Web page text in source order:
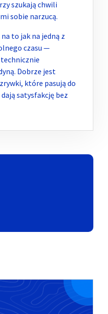
szukają chwili
sobie narzucą.
to jak na jedną z
czasu —
Dobrze jest
które pasują do
satysfakcję bez